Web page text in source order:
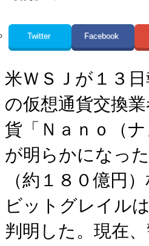
Twitter Facebook
米ＷＳＪが１３
の仮想通貨交換
貨「Ｎａｎｏ（
が明らかになっ
（約１８０億円
ビットグレイル
判明した。現在